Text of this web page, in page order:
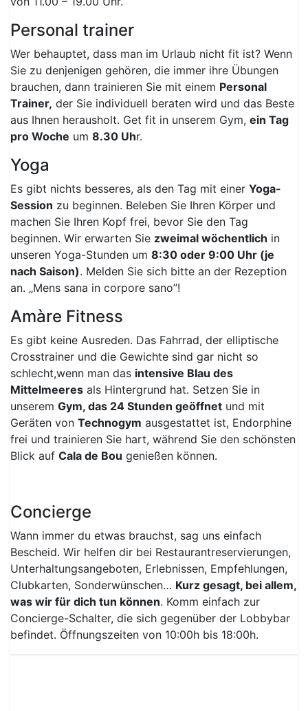
Personal trainer
Wer behauptet, dass man im Urlaub nicht fit ist? Wenn
Sie zu denjenigen gehören, die immer ihre Übungen
brauchen, dann trainieren Sie mit einem Personal
Trainer, der Sie individuell beraten wird und das Beste
aus Ihnen herausholt. Get fit in unserem Gym, ein Tag
pro Woche um 8.30 Uhr.
Yoga
Es gibt nichts besseres, als den Tag mit einer Yoga-
Session zu beginnen. Beleben Sie Ihren Körper und
machen Sie Ihren Kopf frei, bevor Sie den Tag
beginnen. Wir erwarten Sie zweimal wöchentlich in
unseren Yoga-Stunden um 8:30 oder 9:00 Uhr (je
nach Saison). Melden Sie sich bitte an der Rezeption
an. „Mens sana in corpore sano”!
Amàre Fitness
Es gibt keine Ausreden. Das Fahrrad, der elliptische
Crosstrainer und die Gewichte sind gar nicht so
schlecht,wenn man das intensive Blau des
Mittelmeeres als Hintergrund hat. Setzen Sie in
unserem Gym, das 24 Stunden geöffnet und mit
Geräten von Technogym ausgestattet ist, Endorphine
frei und trainieren Sie hart, während Sie den schönsten
Blick auf Cala de Bou genießen können.
Concierge
Wann immer du etwas brauchst, sag uns einfach
Bescheid. Wir helfen dir bei Restaurantreservierungen,
Unterhaltungsangeboten, Erlebnissen, Empfehlungen,
Clubkarten, Sonderwünschen… Kurz gesagt, bei allem,
was wir für dich tun können. Komm einfach zur
Concierge-Schalter, die sich gegenüber der Lobbybar
befindet. Öffnungszeiten von 10:00h bis 18:00h.